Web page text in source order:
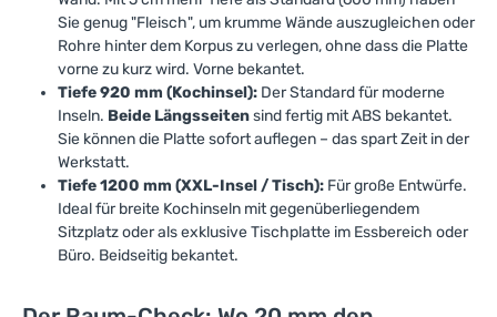
Sie genug "Fleisch", um krumme Wände auszugleichen oder
Rohre hinter dem Korpus zu verlegen, ohne dass die Platte
vorne zu kurz wird. Vorne bekantet.
Tiefe 920 mm (Kochinsel): Der Standard für moderne
Inseln. Beide Längsseitensind fertig mit ABS bekantet.
Sie können die Platte sofort auflegen – das spart Zeit in der
Werkstatt.
Tiefe 1200 mm (XXL-Insel / Tisch): Für große Entwürfe.
Ideal für breite Kochinseln mit gegenüberliegendem
Sitzplatz oder als exklusive Tischplatte im Essbereich oder
Büro. Beidseitig bekantet.